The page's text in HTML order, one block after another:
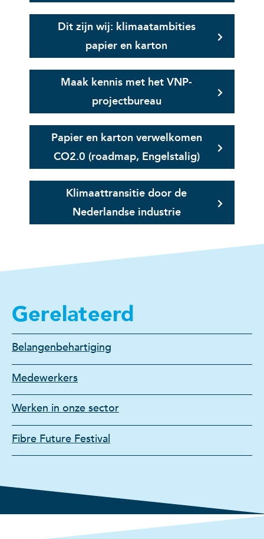
Dit zijn wij: klimaatambities
papier en karton
Maak kennis met het VNP-
projectbureau
Papier en karton verwelkomen
CO2.0 (roadmap, Engelstalig)
Klimaattransitie door de
Nederlandse industrie
Gerelateerd
Belangenbehartiging
Medewerkers
Werken in onze sector
Fibre Future Festival